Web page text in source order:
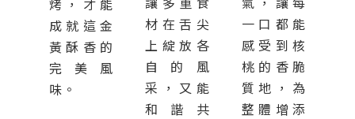
烤，才能
成就這金
黃酥香的
完美風
味。
材在舌尖
上綻放各
自的風
采，又能
和諧共
一口都能
感受到核
桃的香脆
質地，為
整體增添